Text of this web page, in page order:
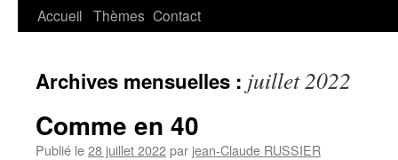
Accueil Thèmes Contact
Archives mensuelles : juillet 2022
Comme en 40
Publié le28 juillet 2022par jean-Claude RUSSIER